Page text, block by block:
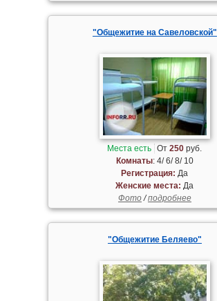
"Общежитие на Савеловской"
Места есть От250 руб.
Комнаты: 4/ 6/ 8/ 10
Регистрация: Да
Женские места: Да
Фото/подробнее
"Общежитие Беляево"